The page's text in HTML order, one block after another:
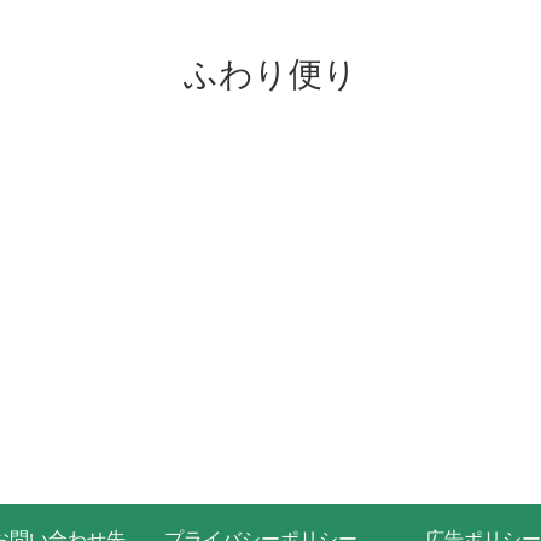
ふわり便り